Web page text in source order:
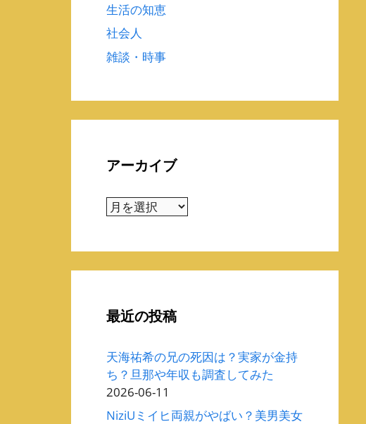
生活の知恵
社会人
雑談・時事
アーカイブ
ア
ブ
最近の投稿
天海祐希の兄の死因は？実家が金持
ち？旦那や年収も調査してみた
2026-06-11
NiziUミイヒ両親がやばい？美男美女